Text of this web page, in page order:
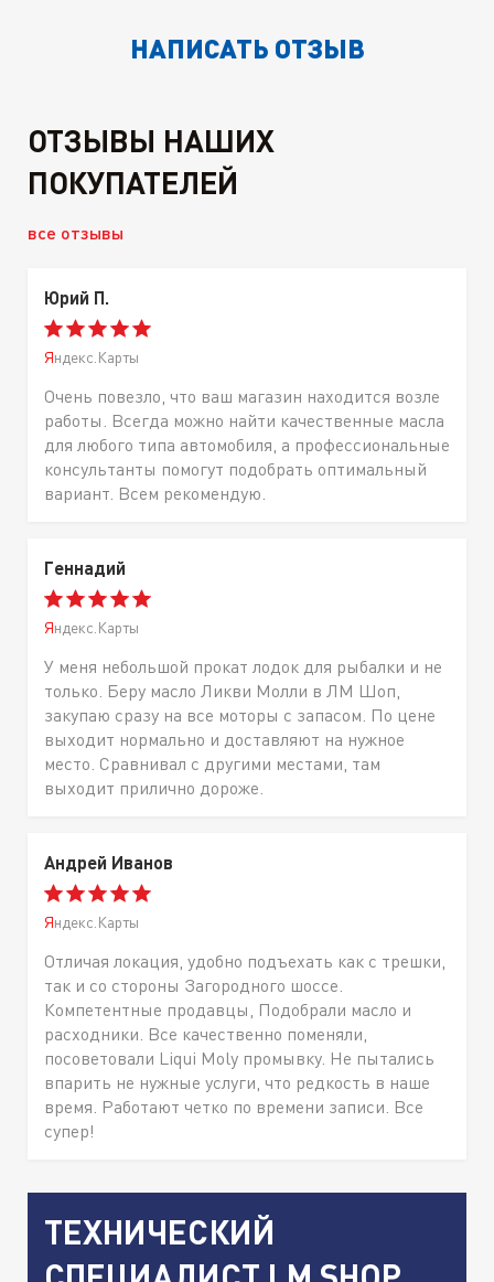
НАПИСАТЬ ОТЗЫВ
ОТЗЫВЫ НАШИХ
ПОКУПАТЕЛЕЙ
все отзывы
Юрий П.
Яндекс.Карты
Очень повезло, что ваш магазин находится возле
работы. Всегда можно найти качественные масла
для любого типа автомобиля, а профессиональные
консультанты помогут подобрать оптимальный
вариант. Всем рекомендую.
Геннадий
Яндекс.Карты
У меня небольшой прокат лодок для рыбалки и не
только. Беру масло Ликви Молли в ЛМ Шоп,
закупаю сразу на все моторы с запасом. По цене
выходит нормально и доставляют на нужное
место. Сравнивал с другими местами, там
выходит прилично дороже.
Андрей Иванов
Яндекс.Карты
Отличая локация, удобно подъехать как с трешки,
так и со стороны Загородного шоссе.
Компетентные продавцы, Подобрали масло и
расходники. Все качественно поменяли,
посоветовали Liqui Moly промывку. Не пытались
впарить не нужные услуги, что редкость в наше
время. Работают четко по времени записи. Все
супер!
ТЕХНИЧЕСКИЙ